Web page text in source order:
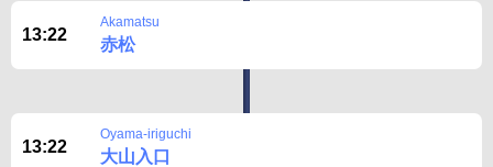
13:22
Akamatsu
赤松
13:22
Oyama-iriguchi
大山入口